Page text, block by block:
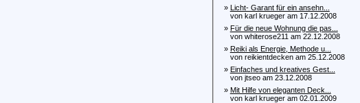
» Licht- Garant für ein ansehn...
von karl krueger am 17.12.2008
» Für die neue Wohnung die pas...
von whiterose211 am 22.12.2008
» Reiki als Energie, Methode u...
von reikientdecken am 25.12.2008
» Einfaches und kreatives Gest...
von jtseo am 23.12.2008
» Mit Hilfe von eleganten Deck...
von karl krueger am 02.01.2009